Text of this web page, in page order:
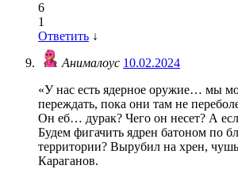
6
1
Ответить ↓
Анималоус 10.02.2024
«У нас есть ядерное оружие… мы
переждать, пока они там не
Он еб… дурак? Чего он несет? А
Будем фигачить ядрен батоном по
территории? Вырубил на хрен, чушь
Караганов.